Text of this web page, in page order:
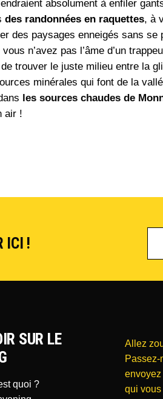
absolument à enfiler
des randonnées en raquettes, à
des paysages enneigés sans
n’avez pas l’âme d’un
trouver le juste milieu entre la
minérales qui font de la
les sources chaudes de
air !
ICI !
SUR LE
quoi ?
Allez
Passez-
qui vous